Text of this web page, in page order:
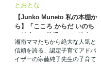
とおとな
【Junko Muneto 私の本棚か
ら】「こころ からだ いのち
㉗
湘南ママたちから絶大な人気と
信頼を誇る、認定子育てアドバ
イザーの宗藤純子先生の子育て